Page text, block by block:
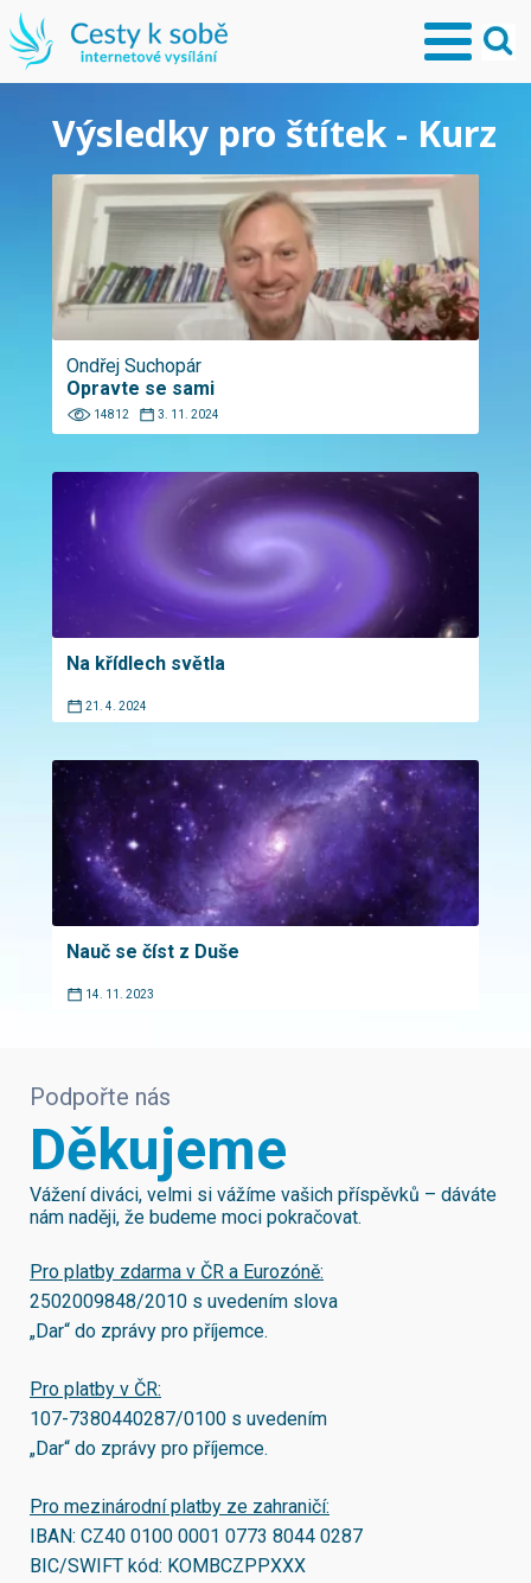
Výsledky pro štítek - Kurz
Ondřej Suchopár
Opravte se sami
14812 3. 11. 2024
Na křídlech světla
21. 4. 2024
Nauč se číst z Duše
14. 11. 2023
Podpořte nás
Děkujeme
Vážení diváci, velmi si vážíme vašich příspěvků – dáváte
nám naději, že budeme moci pokračovat.
Pro platby zdarma v ČR a Eurozóně:
2502009848/2010 s uvedením slova
„Dar“ do zprávy pro příjemce.
Pro platby v ČR:
107-7380440287/0100 s uvedením
„Dar“ do zprávy pro příjemce.
Pro mezinárodní platby ze zahraničí:
IBAN: CZ40 0100 0001 0773 8044 0287
BIC/SWIFT kód: KOMBCZPPXXX